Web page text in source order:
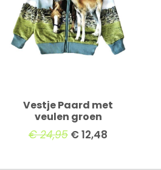
Vestje Paard met
veulen groen
€24,95 €12,48